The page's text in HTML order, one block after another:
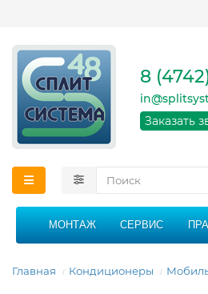
кондиционеров
области
График работы:
21:00 без
8
Заказать
МОНТАЖ СЕРВИС
Главная Кондиционеры